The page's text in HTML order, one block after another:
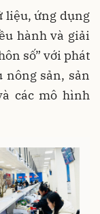
liệu, ứng dụng
hành và giải
số” với phát
sản, sản
các mô hình